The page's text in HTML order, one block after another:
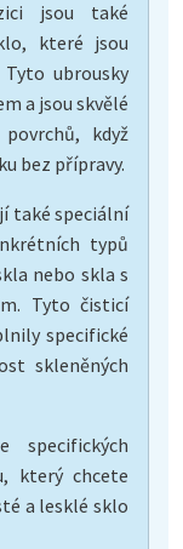
jsou také
které jsou
ubrousky
a jsou skvělé
když
bez přípravy.
také speciální
typů
nebo skla s
Tyto čisticí
specifické
skleněných
specifických
který chcete
a lesklé sklo